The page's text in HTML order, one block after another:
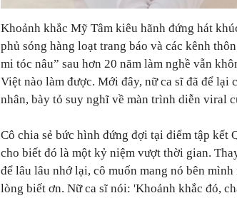
Khoảnh khắc Mỹ Tâm kiêu hãnh đứng hát
phủ sóng hàng loạt trang báo và các kênh
mi tóc nâu” sau hơn 20 năm làm nghề vẫn
Việt nào làm được. Mới đây, nữ ca sĩ đã để lại
nhân, bày tỏ suy nghĩ về màn trình diễn viral
Cô chia sẻ bức hình đứng đợi tại điểm tập kết
cho biết đó là một kỷ niệm vượt thời gian.
để lâu lâu nhớ lại, cô muốn mang nó bên
lòng biết ơn. Nữ ca sĩ nói: 'Khoảnh khắc đó,